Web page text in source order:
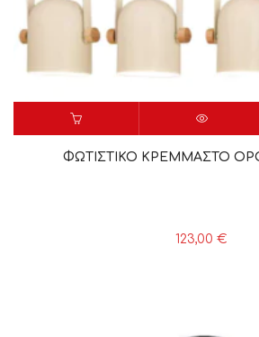
ΦΩΤΙΣΤΙΚΟ ΚΡΕΜΜΑΣΤΟ
123,00 €